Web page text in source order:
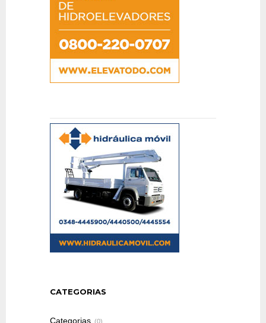
CATEGORIAS
Categorias (0)